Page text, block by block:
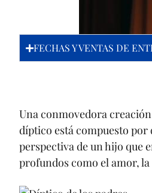
FECHAS Y VENTAS DE
Una conmovedora
díptico está compuesto por
perspectiva de un hijo que
profundos como el amor,